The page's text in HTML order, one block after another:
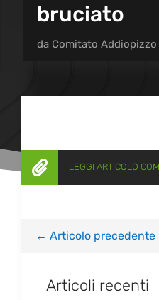
bruciato
da Comitato Addiopizzo
 LEGGI ARTICOLO
← Articolo precedente
Articoli recenti